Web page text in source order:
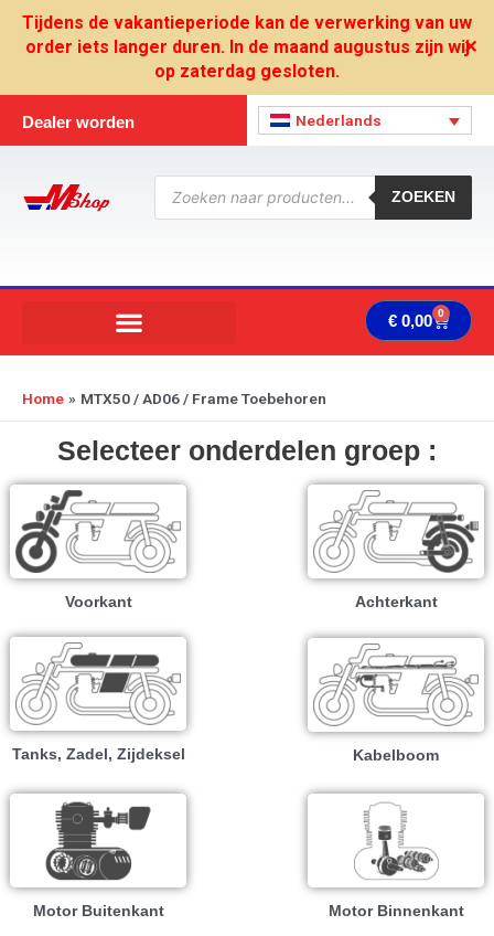
Tijdens de vakantieperiode kan de verwerking van uw
order iets langer duren. In de maand augustus zijn wij
op zaterdag gesloten.
✕
Dealer worden Nederlands
Producten
zoeken
ZOEKEN
€ 0,00 0
Home MTX50 / AD06 / Frame Toebehoren
Selecteer onderdelen groep :
Voorkant Achterkant
Tanks, Zadel, Zijdeksel Kabelboom
Motor Buitenkant Motor Binnenkant